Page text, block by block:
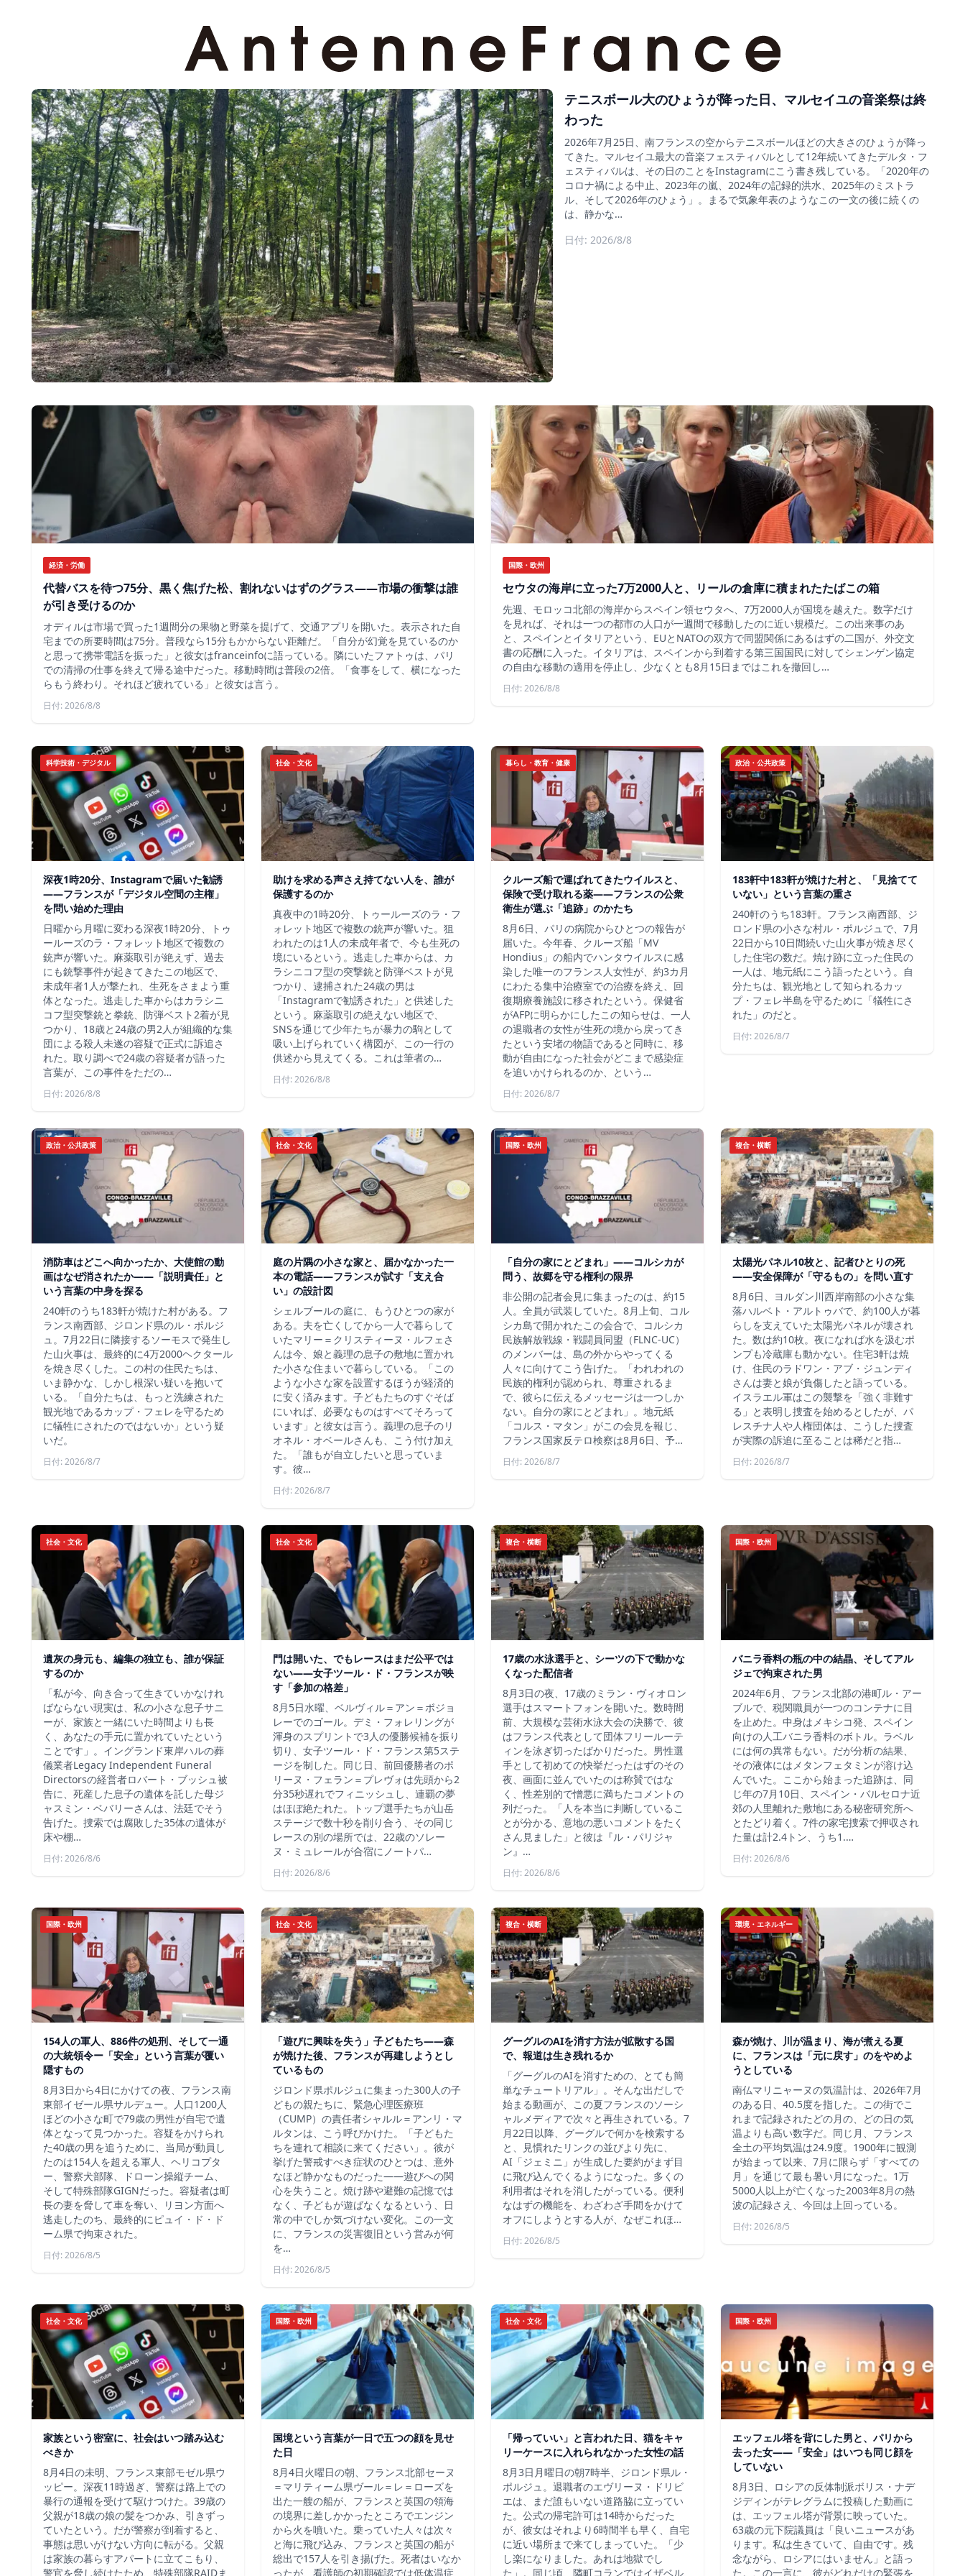
テニスボール大のひょうが降った日、マルセイユの音楽祭は終
わった
2026年7月25日、南フランスの空からテニスボールほどの大きさのひょうが降っ
てきた。マルセイユ最大の音楽フェスティバルとして12年続いてきたデルタ・フ
ェスティバルは、その日のことをInstagramにこう書き残している。「2020年の
コロナ禍による中止、2023年の嵐、2024年の記録的洪水、2025年のミストラ
ル、そして2026年のひょう」。まるで気象年表のようなこの一文の後に続くの
は、静かな…
日付: 2026/8/8
経済・労働
代替バスを待つ75分、黒く焦げた松、割れないはずのグラス——市場の衝撃は誰
が引き受けるのか
オディルは市場で買った1週間分の果物と野菜を提げて、交通アプリを開いた。表示された自
宅までの所要時間は75分。普段なら15分もかからない距離だ。「自分が幻覚を見ているのか
と思って携帯電話を振った」と彼女はfranceinfoに語っている。隣にいたファトゥは、パリ
での清掃の仕事を終えて帰る途中だった。移動時間は普段の2倍。「食事をして、横になった
らもう終わり。それほど疲れている」と彼女は言う。
日付: 2026/8/8
国際・欧州
セウタの海岸に立った7万2000人と、リールの倉庫に積まれたたばこの箱
先週、モロッコ北部の海岸からスペイン領セウタへ、7万2000人が国境を越えた。数字だけ
を見れば、それは一つの都市の人口が一週間で移動したのに近い規模だ。この出来事のあ
と、スペインとイタリアという、EUとNATOの双方で同盟関係にあるはずの二国が、外交文
書の応酬に入った。イタリアは、スペインから到着する第三国国民に対してシェンゲン協定
の自由な移動の適用を停止し、少なくとも8月15日まではこれを撤回し…
日付: 2026/8/8
科学技術・デジタル
深夜1時20分、Instagramで届いた勧誘
――フランスが「デジタル空間の主権」
を問い始めた理由
日曜から月曜に変わる深夜1時20分、トゥ
ールーズのラ・フォレット地区で複数の
銃声が響いた。麻薬取引が絶えず、過去
にも銃撃事件が起きてきたこの地区で、
未成年者1人が撃たれ、生死をさまよう重
体となった。逃走した車からはカラシニ
コフ型突撃銃と拳銃、防弾ベスト2着が見
つかり、18歳と24歳の男2人が組織的な集
団による殺人未遂の容疑で正式に訴追さ
れた。取り調べで24歳の容疑者が語った
言葉が、この事件をただの…
日付: 2026/8/8
社会・文化
助けを求める声さえ持てない人を、誰が
保護するのか
真夜中の1時20分、トゥールーズのラ・フ
ォレット地区で複数の銃声が響いた。狙
われたのは1人の未成年者で、今も生死の
境にいるという。逃走した車からは、カ
ラシニコフ型の突撃銃と防弾ベストが見
つかり、逮捕された24歳の男は
「Instagramで勧誘された」と供述した
という。麻薬取引の絶えない地区で、
SNSを通じて少年たちが暴力の駒として
吸い上げられていく構図が、この一行の
供述から見えてくる。これは筆者の…
日付: 2026/8/8
暮らし・教育・健康
クルーズ船で運ばれてきたウイルスと、
保険で受け取れる薬――フランスの公衆
衛生が選ぶ「追跡」のかたち
8月6日、パリの病院からひとつの報告が
届いた。今年春、クルーズ船「MV
Hondius」の船内でハンタウイルスに感
染した唯一のフランス人女性が、約3カ月
にわたる集中治療室での治療を終え、回
復期療養施設に移されたという。保健省
がAFPに明らかにしたこの知らせは、一人
の退職者の女性が生死の境から戻ってき
たという安堵の物語であると同時に、移
動が自由になった社会がどこまで感染症
を追いかけられるのか、という…
日付: 2026/8/7
政治・公共政策
183軒中183軒が焼けた村と、「見捨てて
いない」という言葉の重さ
240軒のうち183軒。フランス南西部、ジ
ロンド県の小さな村ル・ポルジュで、7月
22日から10日間続いた山火事が焼き尽く
した住宅の数だ。焼け跡に立った住民の
一人は、地元紙にこう語ったという。自
分たちは、観光地として知られるカッ
プ・フェレ半島を守るために「犠牲にさ
れた」のだと。
日付: 2026/8/7
政治・公共政策
消防車はどこへ向かったか、大使館の動
画はなぜ消されたか——「説明責任」と
いう言葉の中身を探る
240軒のうち183軒が焼けた村がある。フ
ランス南西部、ジロンド県のル・ポルジ
ュ。7月22日に隣接するソーモスで発生し
た山火事は、最終的に4万2000ヘクタール
を焼き尽くした。この村の住民たちは、
いま静かな、しかし根深い疑いを抱いて
いる。「自分たちは、もっと洗練された
観光地であるカップ・フェレを守るため
に犠牲にされたのではないか」という疑
いだ。
日付: 2026/8/7
社会・文化
庭の片隅の小さな家と、届かなかった一
本の電話——フランスが試す「支え合
い」の設計図
シェルブールの庭に、もうひとつの家が
ある。夫を亡くしてから一人で暮らして
いたマリー＝クリスティーヌ・ルフェさ
んは今、娘と義理の息子の敷地に置かれ
た小さな住まいで暮らしている。「この
ような小さな家を設置するほうが経済的
に安く済みます。子どもたちのすぐそば
にいれば、必要なものはすべてそろって
います」と彼女は言う。義理の息子のリ
オネル・オベールさんも、こう付け加え
た。「誰もが自立したいと思っていま
す。彼…
日付: 2026/8/7
国際・欧州
「自分の家にとどまれ」——コルシカが
問う、故郷を守る権利の限界
非公開の記者会見に集まったのは、約15
人。全員が武装していた。8月上旬、コル
シカ島で開かれたこの会合で、コルシカ
民族解放戦線・戦闘員同盟（FLNC-UC）
のメンバーは、島の外からやってくる
人々に向けてこう告げた。「われわれの
民族的権利が認められ、尊重されるま
で、彼らに伝えるメッセージは一つしか
ない。自分の家にとどまれ」。地元紙
「コルス・マタン」がこの会見を報じ、
フランス国家反テロ検察は8月6日、予…
日付: 2026/8/7
複合・横断
太陽光パネル10枚と、記者ひとりの死
——安全保障が「守るもの」を問い直す
8月6日、ヨルダン川西岸南部の小さな集
落ハルベト・アルトゥバで、約100人が暮
らしを支えていた太陽光パネルが壊され
た。数は約10枚。夜になれば水を汲むポ
ンプも冷蔵庫も動かない。住宅3軒は焼
け、住民のラドワン・アブ・ジュンディ
さんは妻と娘が負傷したと語っている。
イスラエル軍はこの襲撃を「強く非難す
る」と表明し捜査を始めるとしたが、パ
レスチナ人や人権団体は、こうした捜査
が実際の訴追に至ることは稀だと指…
日付: 2026/8/7
社会・文化
遺灰の身元も、編集の独立も、誰が保証
するのか
「私が今、向き合って生きていかなけれ
ばならない現実は、私の小さな息子サニ
ーが、家族と一緒にいた時間よりも長
く、あなたの手元に置かれていたという
ことです」。イングランド東岸ハルの葬
儀業者Legacy Independent Funeral
Directorsの経営者ロバート・ブッシュ被
告に、死産した息子の遺体を託した母ジ
ャスミン・ベバリーさんは、法廷でそう
告げた。捜索では腐敗した35体の遺体が
床や棚…
日付: 2026/8/6
社会・文化
門は開いた、でもレースはまだ公平では
ない――女子ツール・ド・フランスが映
す「参加の格差」
8月5日水曜、ベルヴィル＝アン＝ボジョ
レーでのゴール。デミ・フォレリングが
渾身のスプリントで3人の優勝候補を振り
切り、女子ツール・ド・フランス第5ステ
ージを制した。同じ日、前回優勝者のポ
リーヌ・フェラン＝プレヴォは先頭から2
分35秒遅れでフィニッシュし、連覇の夢
はほぼ絶たれた。トップ選手たちが山岳
ステージで数十秒を削り合う、その同じ
レースの別の場所では、22歳のソレー
ヌ・ミュレールが合宿にノートパ…
日付: 2026/8/6
複合・横断
17歳の水泳選手と、シーツの下で動かな
くなった配信者
8月3日の夜、17歳のミラン・ヴィオロン
選手はスマートフォンを開いた。数時間
前、大規模な芸術水泳大会の決勝で、彼
はフランス代表として団体フリールーテ
ィンを泳ぎ切ったばかりだった。男性選
手として初めての快挙だったはずのその
夜、画面に並んでいたのは称賛ではな
く、性差別的で憎悪に満ちたコメントの
列だった。「人を本当に判断しているこ
とが分かる、意地の悪いコメントをたく
さん見ました」と彼は『ル・パリジャ
ン』…
日付: 2026/8/6
国際・欧州
バニラ香料の瓶の中の結晶、そしてアル
ジェで拘束された男
2024年6月、フランス北部の港町ル・アー
ブルで、税関職員が一つのコンテナに目
を止めた。中身はメキシコ発、スペイン
向けの人工バニラ香料のボトル。ラベル
には何の異常もない。だが分析の結果、
その液体にはメタンフェタミンが溶け込
んでいた。ここから始まった追跡は、同
じ年の7月10日、スペイン・バルセロナ近
郊の人里離れた敷地にある秘密研究所へ
とたどり着く。7件の家宅捜索で押収され
た量は計2.4トン、うち1.…
日付: 2026/8/6
国際・欧州
154人の軍人、886件の処刑、そして一通
の大統領令ー「安全」という言葉が覆い
隠すもの
8月3日から4日にかけての夜、フランス南
東部イゼール県サルデュー。人口1200人
ほどの小さな町で79歳の男性が自宅で遺
体となって見つかった。容疑をかけられ
た40歳の男を追うために、当局が動員し
たのは154人を超える軍人、ヘリコプタ
ー、警察犬部隊、ドローン操縦チーム、
そして特殊部隊GIGNだった。容疑者は町
長の妻を脅して車を奪い、リヨン方面へ
逃走したのち、最終的にピュイ・ド・ド
ーム県で拘束された。
日付: 2026/8/5
社会・文化
「遊びに興味を失う」子どもたち——森
が焼けた後、フランスが再建しようとし
ているもの
ジロンド県ポルジュに集まった300人の子
どもの親たちに、緊急心理医療班
（CUMP）の責任者シャルル＝アンリ・マ
ルタンは、こう呼びかけた。「子どもた
ちを連れて相談に来てください」。彼が
挙げた警戒すべき症状のひとつは、意外
なほど静かなものだった――遊びへの関
心を失うこと。焼け跡や避難の記憶では
なく、子どもが遊ばなくなるという、日
常の中でしか気づけない変化。この一文
に、フランスの災害復旧という営みが何
を…
日付: 2026/8/5
複合・横断
グーグルのAIを消す方法が拡散する国
で、報道は生き残れるか
「グーグルのAIを消すための、とても簡
単なチュートリアル」。そんな出だしで
始まる動画が、この夏フランスのソーシ
ャルメディアで次々と再生されている。7
月22日以降、グーグルで何かを検索する
と、見慣れたリンクの並びより先に、
AI「ジェミニ」が生成した要約がまず目
に飛び込んでくるようになった。多くの
利用者はそれを消したがっている。便利
なはずの機能を、わざわざ手間をかけて
オフにしようとする人が、なぜこれほ…
日付: 2026/8/5
環境・エネルギー
森が焼け、川が温まり、海が煮える夏
に、フランスは「元に戻す」のをやめよ
うとしている
南仏マリニャーヌの気温計は、2026年7月
のある日、40.5度を指した。この街でこ
れまで記録されたどの月の、どの日の気
温よりも高い数字だ。同じ月、フランス
全土の平均気温は24.9度。1900年に観測
が始まって以来、7月に限らず「すべての
月」を通じて最も暑い月になった。1万
5000人以上が亡くなった2003年8月の熱
波の記録さえ、今回は上回っている。
日付: 2026/8/5
社会・文化
家族という密室に、社会はいつ踏み込む
べきか
8月4日の未明、フランス東部モゼル県ウ
ッピー。深夜11時過ぎ、警察は路上での
暴行の通報を受けて駆けつけた。39歳の
父親が18歳の娘の髪をつかみ、引きずっ
ていたという。だが警察が到着すると、
事態は思いがけない方向に転がる。父親
は家族の暮らすアパートに立てこもり、
警官を脅し続けたため、特殊部隊RAIDま
国際・欧州
国境という言葉が一日で五つの顔を見せ
た日
8月4日火曜日の朝、フランス北部セーヌ
＝マリティーム県ヴール＝レ＝ローズを
出た一艘の船が、フランスと英国の領海
の境界に差しかかったところでエンジン
から火を噴いた。乗っていた人々は次々
と海に飛び込み、フランスと英国の船が
総出で157人を引き揚げた。死者はいなか
ったが、看護師の初期確認では低体温症
社会・文化
「帰っていい」と言われた日、猫をキャ
リーケースに入れられなかった女性の話
8月3日月曜日の朝7時半、ジロンド県ル・
ポルジュ。退職者のエヴリーヌ・ドリビ
エは、まだ誰もいない道路脇に立ってい
た。公式の帰宅許可は14時からだった
が、彼女はそれより6時間半も早く、自宅
に近い場所まで来てしまっていた。「少
し楽になりました。あれは地獄でし
た」。同じ頃、隣町コランではイザベル
国際・欧州
エッフェル塔を背にした男と、パリから
去った女——「安全」はいつも同じ顔を
していない
8月3日、ロシアの反体制派ボリス・ナデ
ジディンがテレグラムに投稿した動画に
は、エッフェル塔が背景に映っていた。
63歳の元下院議員は「良いニュースがあ
ります。私は生きていて、自由です。残
念ながら、ロシアにはいません」と語っ
た。この一言に、彼がどれだけの緊張を